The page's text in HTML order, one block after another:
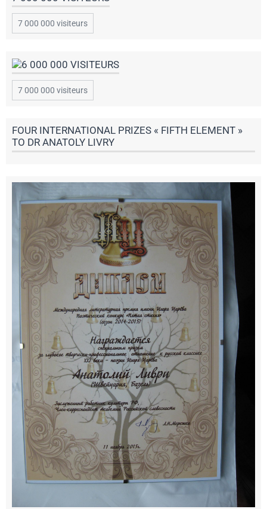
7 000 000 visiteurs
7 000 000 visiteurs
FOUR INTERNATIONAL PRIZES « FIFTH ELEMENT »
TO DR ANATOLY LIVRY